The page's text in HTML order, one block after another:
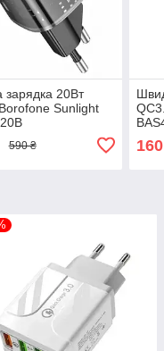
зарядка 20Вт
Sunlight
590 ₴ 160